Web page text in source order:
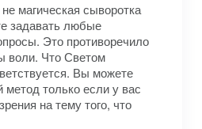
магическая сыворотка
задавать любые
Это противоречило
воли. Что Светом
Вы можете
метод только если у вас
на тему того, что